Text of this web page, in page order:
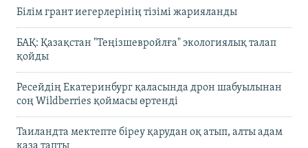
Білім грант иегерлерінің тізімі жарияланды
БАҚ: Қазақстан "Теңізшевройлға" экологиялық талап
қойды
Ресейдің Екатеринбург қаласында дрон шабуылынан
соң Wildberries қоймасы өртенді
Таиландта мектепте біреу қарудан оқ атып, алты адам